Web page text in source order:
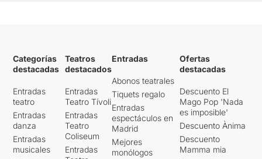
Categorías
destacadas
Entradas
teatro
Entradas
danza
Entradas
musicales
Teatros
destacados
Entradas
Teatro Tívoli
Entradas
Teatro
Coliseum
Entradas
Entradas
Abonos teatrales
Tiquets regalo
Entradas
espectáculos en
Madrid
Mejores
monólogos
Ofertas
destacadas
Descuento El
Mago Pop 'Nada
es imposible'
Descuento Ànima
Descuento
Mamma mia